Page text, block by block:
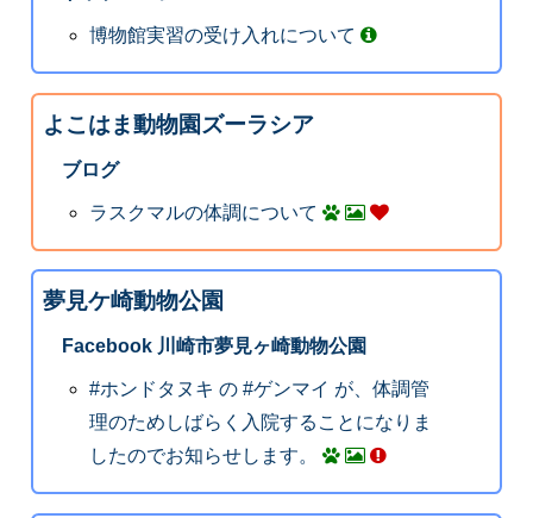
博物館実習の受け入れについて
よこはま動物園ズーラシア
ブログ
ラスクマルの体調について
夢見ケ崎動物公園
Facebook 川崎市夢見ヶ崎動物公園
#ホンドタヌキ の #ゲンマイ が、体調管
理のためしばらく入院することになりま
したのでお知らせします。